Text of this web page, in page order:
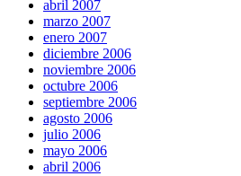
abril 2007
marzo 2007
enero 2007
diciembre 2006
noviembre 2006
octubre 2006
septiembre 2006
agosto 2006
julio 2006
mayo 2006
abril 2006